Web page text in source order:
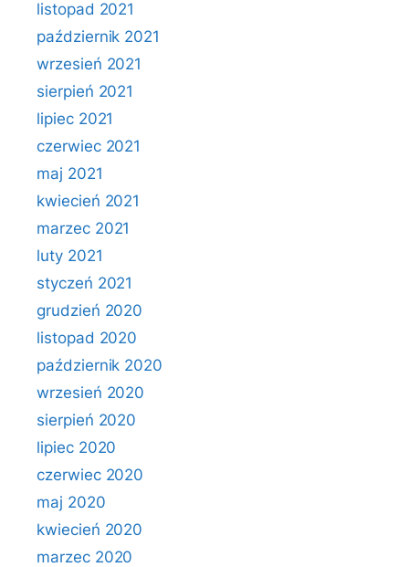
listopad 2021
październik 2021
wrzesień 2021
sierpień 2021
lipiec 2021
czerwiec 2021
maj 2021
kwiecień 2021
marzec 2021
luty 2021
styczeń 2021
grudzień 2020
listopad 2020
październik 2020
wrzesień 2020
sierpień 2020
lipiec 2020
czerwiec 2020
maj 2020
kwiecień 2020
marzec 2020